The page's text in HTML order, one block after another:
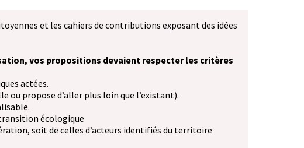
et les cahiers de contributions exposant des idées
vos propositions devaient respecter les critères
actées.
ou propose d’aller plus loin que l’existant).
écologique
soit de celles d’acteurs identifiés du territoire